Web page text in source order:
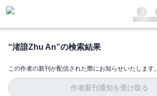
“渚諳Zhu An”の検索結果
この作者の新刊が配信された際にお知らせいたします。
作者新刊通知を受け取る